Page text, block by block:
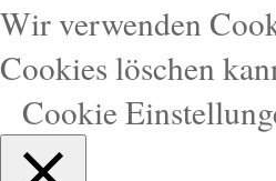
Wir verwenden
Cookies löschen
Cookie